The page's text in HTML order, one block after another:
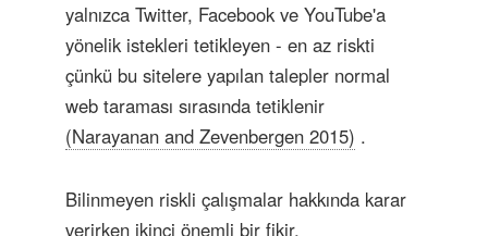
yalnızca Twitter, Facebook ve YouTube'a
yönelik istekleri tetikleyen - en az riskti
çünkü bu sitelere yapılan talepler normal
web taraması sırasında tetiklenir
(Narayanan and Zevenbergen 2015) .
Bilinmeyen riskli çalışmalar hakkında karar
verirken ikinci önemli bir fikir,